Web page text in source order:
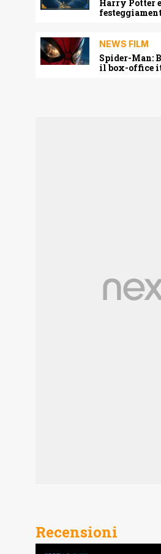
Harry Potter
NEWS FILM
Spider-Man:
il box-office
Recensioni